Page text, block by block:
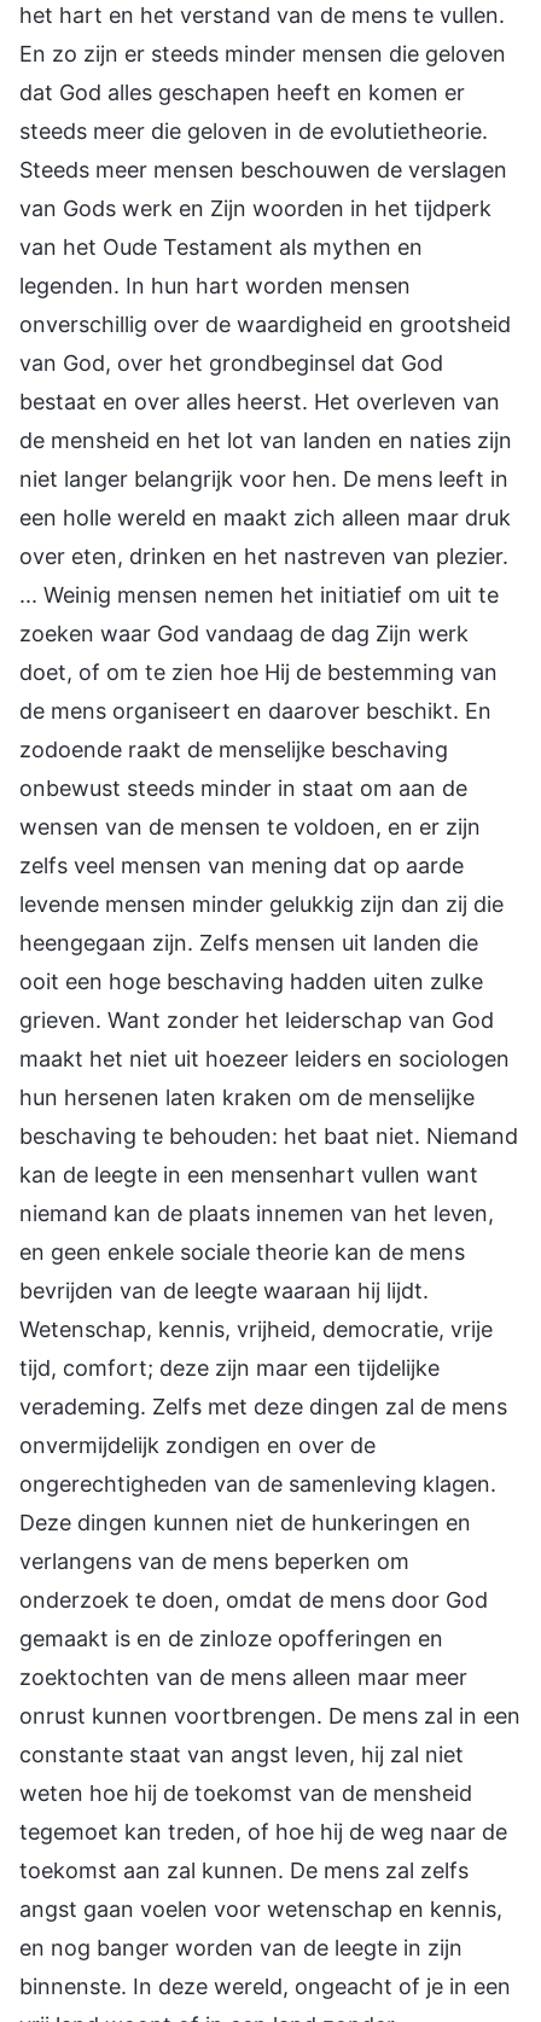
het hart en het verstand van de mens te vullen.
En zo zijn er steeds minder mensen die geloven
dat God alles geschapen heeft en komen er
steeds meer die geloven in de evolutietheorie.
Steeds meer mensen beschouwen de verslagen
van Gods werk en Zijn woorden in het tijdperk
van het Oude Testament als mythen en
legenden. In hun hart worden mensen
onverschillig over de waardigheid en grootsheid
van God, over het grondbeginsel dat God
bestaat en over alles heerst. Het overleven van
de mensheid en het lot van landen en naties zijn
niet langer belangrijk voor hen. De mens leeft in
een holle wereld en maakt zich alleen maar druk
over eten, drinken en het nastreven van plezier.
... Weinig mensen nemen het initiatief om uit te
zoeken waar God vandaag de dag Zijn werk
doet, of om te zien hoe Hij de bestemming van
de mens organiseert en daarover beschikt. En
zodoende raakt de menselijke beschaving
onbewust steeds minder in staat om aan de
wensen van de mensen te voldoen, en er zijn
zelfs veel mensen van mening dat op aarde
levende mensen minder gelukkig zijn dan zij die
heengegaan zijn. Zelfs mensen uit landen die
ooit een hoge beschaving hadden uiten zulke
grieven. Want zonder het leiderschap van God
maakt het niet uit hoezeer leiders en sociologen
hun hersenen laten kraken om de menselijke
beschaving te behouden: het baat niet. Niemand
kan de leegte in een mensenhart vullen want
niemand kan de plaats innemen van het leven,
en geen enkele sociale theorie kan de mens
bevrijden van de leegte waaraan hij lijdt.
Wetenschap, kennis, vrijheid, democratie, vrije
tijd, comfort; deze zijn maar een tijdelijke
verademing. Zelfs met deze dingen zal de mens
onvermijdelijk zondigen en over de
ongerechtigheden van de samenleving klagen.
Deze dingen kunnen niet de hunkeringen en
verlangens van de mens beperken om
onderzoek te doen, omdat de mens door God
gemaakt is en de zinloze opofferingen en
zoektochten van de mens alleen maar meer
onrust kunnen voortbrengen. De mens zal in een
constante staat van angst leven, hij zal niet
weten hoe hij de toekomst van de mensheid
tegemoet kan treden, of hoe hij de weg naar de
toekomst aan zal kunnen. De mens zal zelfs
angst gaan voelen voor wetenschap en kennis,
en nog banger worden van de leegte in zijn
binnenste. In deze wereld, ongeacht of je in een